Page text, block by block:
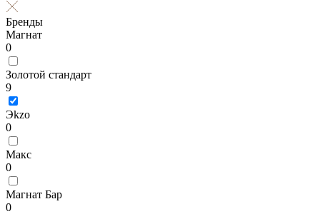
Бренды
Магнат
0
Золотой стандарт
9
Эkzо
0
Макс
0
Магнат Бар
0